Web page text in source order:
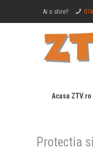
Ai o stire?
Acasa ZTV.ro
Protectia